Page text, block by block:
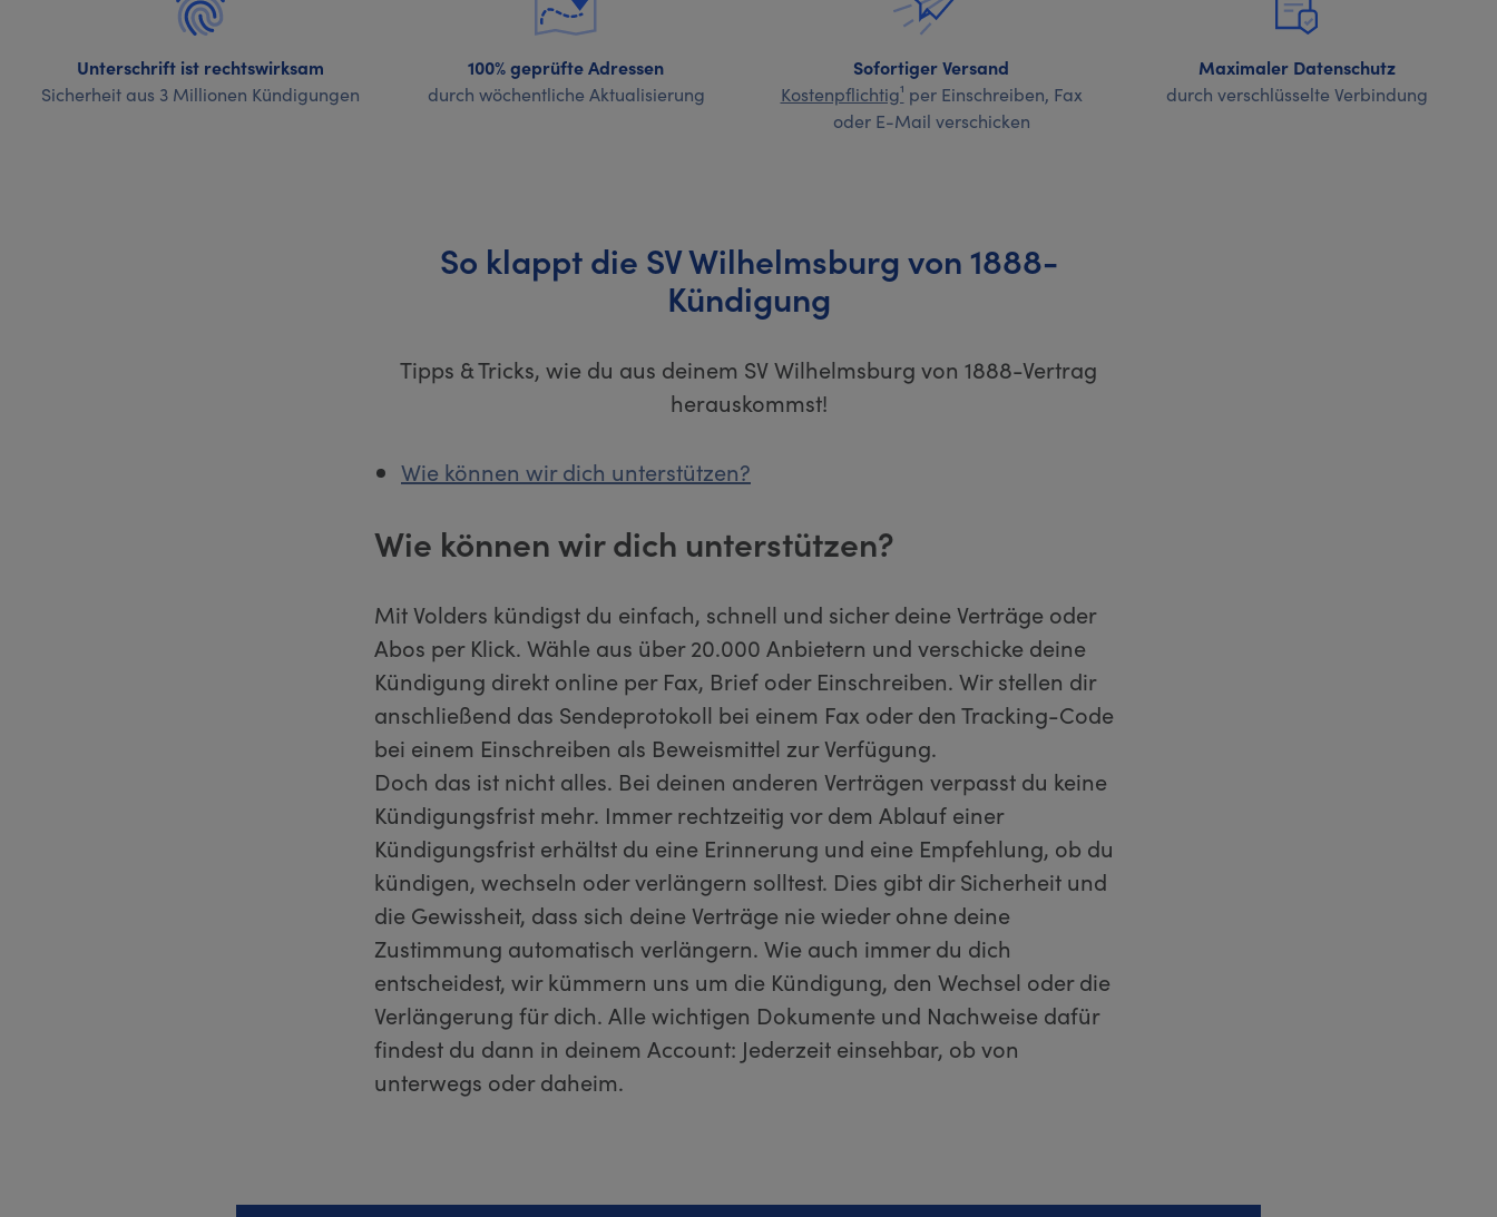
Unterschrift ist rechtswirksam
Sicherheit aus 3 Millionen Kündigungen
100% geprüfte Adressen
durch wöchentliche Aktualisierung
Sofortiger Versand
Kostenpflichtig¹ per Einschreiben, Fax
oder E-Mail verschicken
Maximaler Datenschutz
durch verschlüsselte Verbindung
So klappt die SV Wilhelmsburg von 1888-
Kündigung
Tipps & Tricks, wie du aus deinem SV Wilhelmsburg von 1888-Vertrag
herauskommst!
Wie können wir dich unterstützen?
Wie können wir dich unterstützen?
Mit Volders kündigst du einfach, schnell und sicher deine Verträge oder
Abos per Klick. Wähle aus über 20.000 Anbietern und verschicke deine
Kündigung direkt online per Fax, Brief oder Einschreiben. Wir stellen dir
anschließend das Sendeprotokoll bei einem Fax oder den Tracking-Code
bei einem Einschreiben als Beweismittel zur Verfügung.
Doch das ist nicht alles. Bei deinen anderen Verträgen verpasst du keine
Kündigungsfrist mehr. Immer rechtzeitig vor dem Ablauf einer
Kündigungsfrist erhältst du eine Erinnerung und eine Empfehlung, ob du
kündigen, wechseln oder verlängern solltest. Dies gibt dir Sicherheit und
die Gewissheit, dass sich deine Verträge nie wieder ohne deine
Zustimmung automatisch verlängern. Wie auch immer du dich
entscheidest, wir kümmern uns um die Kündigung, den Wechsel oder die
Verlängerung für dich. Alle wichtigen Dokumente und Nachweise dafür
findest du dann in deinem Account: Jederzeit einsehbar, ob von
unterwegs oder daheim.